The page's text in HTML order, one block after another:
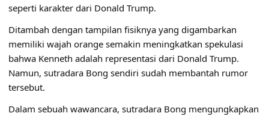
seperti karakter dari Donald Trump.
Ditambah dengan tampilan fisiknya yang digambarkan
memiliki wajah orange semakin meningkatkan spekulasi
bahwa Kenneth adalah representasi dari Donald Trump.
Namun, sutradara Bong sendiri sudah membantah rumor
tersebut.
Dalam sebuah wawancara, sutradara Bong mengungkapkan